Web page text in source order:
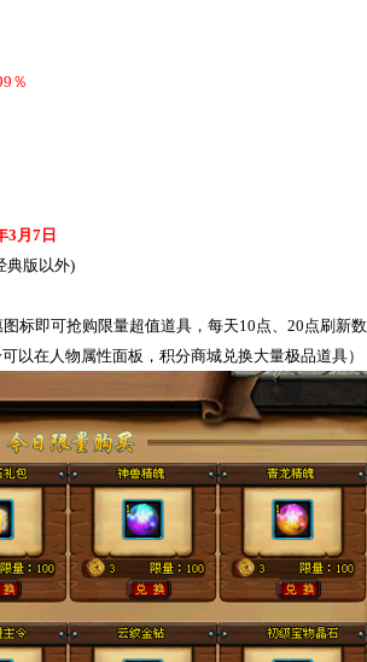
％
3月 7 日
典版以外)
标即可抢购限量超值道具，每天10点、 20点刷新
以在人物属性面板，积分商城兑换大量极品道具）